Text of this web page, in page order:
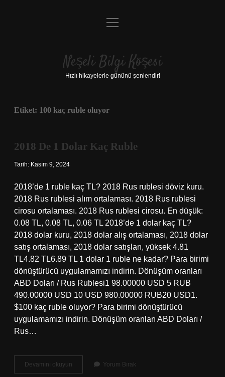
Anasayfa
Yasal Uyarı
menüyü
Neşeli Bilgi Köşesi
Hızlı hikayelerle gününü şenlendir!
Etiket: 100 kaç ruble oluyor
2018 De 1 Dolar Kaç Ruble
Tarih: Kasım 9, 2024
2018’de 1 ruble kaç TL? 2018 Rus rublesi döviz kuru.
2018 Rus rublesi alım ortalaması. 2018 Rus rublesi
cirosu ortalaması. 2018 Rus rublesi cirosu. En düşük:
0.08 TL, 0.08 TL, 0.06 TL 2018’de 1 dolar kaç TL?
2018 dolar kuru, 2018 dolar alış ortalaması, 2018 dolar
satış ortalaması, 2018 dolar satışları, yüksek 4.81
TL4.82 TL6.89 TL 1 dolar 1 ruble ne kadar? Para birimi
dönüştürücü uygulamamızı indirin. Dönüşüm oranları
ABD Doları / Rus Rublesi1 98.00000 USD 5 RUB
490.00000 USD 10 USD 980.00000 RUB20 USD1.
$100 kaç ruble oluyor? Para birimi dönüştürücü
uygulamamızı indirin. Dönüşüm oranları ABD Doları /
Rus…
Devamını okuyun
De
Yorum Bırak